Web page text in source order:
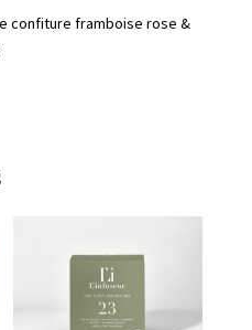
confiture framboise rose &